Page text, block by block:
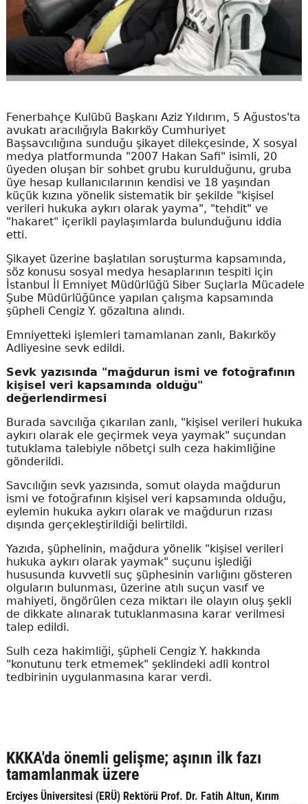
Fenerbahçe Kulübü Başkanı Aziz Yıldırım, 5 Ağustos'ta
avukatı aracılığıyla Bakırköy Cumhuriyet
Başsavcılığına sunduğu şikayet dilekçesinde, X sosyal
medya platformunda "2007 Hakan Safi" isimli, 20
üyeden oluşan bir sohbet grubu kurulduğunu, gruba
üye hesap kullanıcılarının kendisi ve 18 yaşından
küçük kızına yönelik sistematik bir şekilde "kişisel
verileri hukuka aykırı olarak yayma", "tehdit" ve
"hakaret" içerikli paylaşımlarda bulunduğunu iddia
etti.
Şikayet üzerine başlatılan soruşturma kapsamında,
söz konusu sosyal medya hesaplarının tespiti için
İstanbul İl Emniyet Müdürlüğü Siber Suçlarla Mücadele
Şube Müdürlüğünce yapılan çalışma kapsamında
şüpheli Cengiz Y. gözaltına alındı.
Emniyetteki işlemleri tamamlanan zanlı, Bakırköy
Adliyesine sevk edildi.
Sevk yazısında "mağdurun ismi ve fotoğrafının
kişisel veri kapsamında olduğu"
değerlendirmesi
Burada savcılığa çıkarılan zanlı, "kişisel verileri hukuka
aykırı olarak ele geçirmek veya yaymak" suçundan
tutuklama talebiyle nöbetçi sulh ceza hakimliğine
gönderildi.
Savcılığın sevk yazısında, somut olayda mağdurun
ismi ve fotoğrafının kişisel veri kapsamında olduğu,
eylemin hukuka aykırı olarak ve mağdurun rızası
dışında gerçekleştirildiği belirtildi.
Yazıda, şüphelinin, mağdura yönelik "kişisel verileri
hukuka aykırı olarak yaymak" suçunu işlediği
hususunda kuvvetli suç şüphesinin varlığını gösteren
olguların bulunması, üzerine atılı suçun vasıf ve
mahiyeti, öngörülen ceza miktarı ile olayın oluş şekli
de dikkate alınarak tutuklanmasına karar verilmesi
talep edildi.
Sulh ceza hakimliği, şüpheli Cengiz Y. hakkında
"konutunu terk etmemek" şeklindeki adli kontrol
tedbirinin uygulanmasına karar verdi.
KKKA'da önemli gelişme; aşının ilk fazı
tamamlanmak üzere
Erciyes Üniversitesi (ERÜ) Rektörü Prof. Dr. Fatih Altun, Kırım